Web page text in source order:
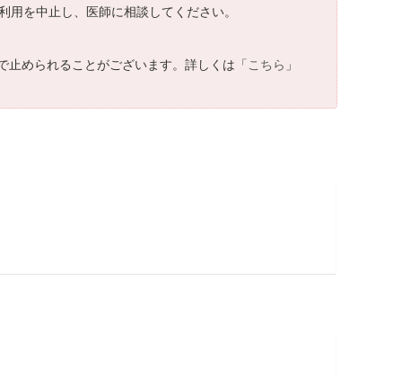
を中止し、医師に相談してください。
められることがございます。詳しくは「こちら 」